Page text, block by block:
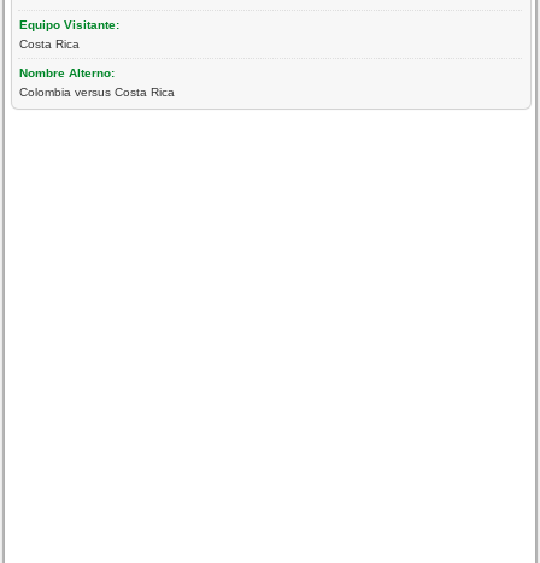
Equipo Visitante:
Costa Rica
Nombre Alterno:
Colombia versus Costa Rica